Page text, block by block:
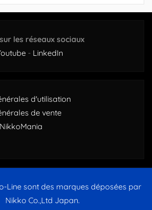
les réseaux sociaux
- LinkedIn
d'utilisation
de vente
Line sont des marques déposées par
Nikko Co.,Ltd Japan.